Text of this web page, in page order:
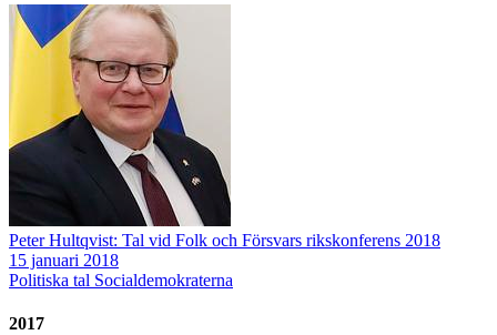
Peter Hultqvist: Tal vid Folk och Försvars rikskonferens 2018
15 januari 2018
Politiska tal Socialdemokraterna
2017